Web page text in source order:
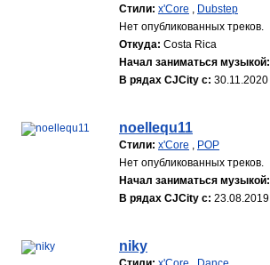
Стили: x'Core , Dubstep
Нет опубликованных треков.
Откуда: Costa Rica
Начал заниматься музыкой:
В рядах CJCity с: 30.11.2020
noellequ11
Стили: x'Core , POP
Нет опубликованных треков.
Начал заниматься музыкой:
В рядах CJCity с: 23.08.2019
niky